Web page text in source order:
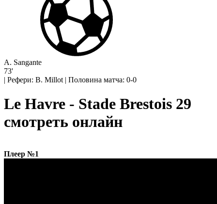
A. Sangante
73'
| Рефери: B. Millot | Половина матча: 0-0
Le Havre - Stade Brestois 29
смотреть онлайн
Плеер №1